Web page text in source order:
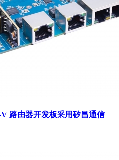
路由器开发板采用矽昌通信